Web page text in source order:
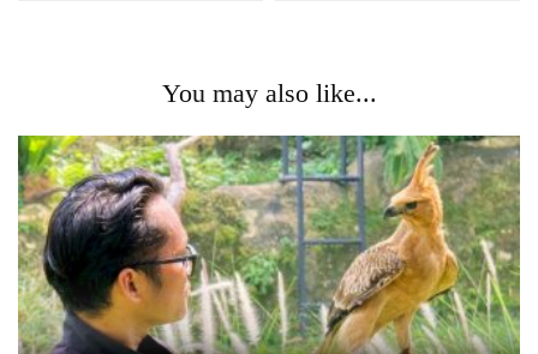
You may also like...